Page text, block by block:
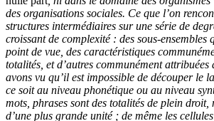
des organisations sociales. Ce que l’on
structures intermédiaires sur une série de
croissant de complexité : des sous-ensembles
point de vue, des caractéristiques
totalités, et d’autres communément
avons vu qu’il est impossible de découper le
ce soit au niveau phonétique ou au niveau
mots, phrases sont des totalités de plein droit,
d’une plus grande unité ; de même les